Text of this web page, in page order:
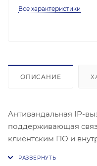
Все характеристики
ОПИСАНИЕ
Антивандальная IP-
поддерживающая
клиентским ПО и